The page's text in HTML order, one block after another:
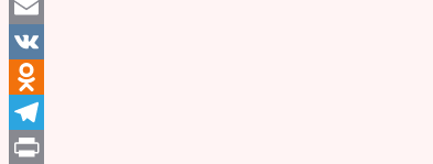
Email
VK
Odnoklassniki
Telegram